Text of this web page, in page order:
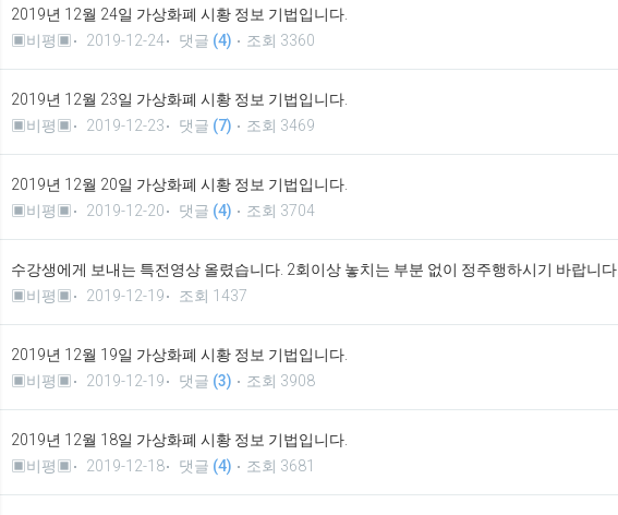
2019년 12월 24일 가상화폐 시황 정보 기법입니다.
▣비평▣
2019-12-24 댓글 (4) 조회 3360
2019년 12월 23일 가상화폐 시황 정보 기법입니다.
▣비평▣
2019-12-23 댓글 (7) 조회 3469
2019년 12월 20일 가상화폐 시황 정보 기법입니다.
▣비평▣
2019-12-20 댓글 (4) 조회 3704
수강생에게 보내는 특전영상 올렸습니다. 2회이상 놓치는 부분 없이 정주행하시기 바랍니다.
▣비평▣
2019-12-19 조회 1437
2019년 12월 19일 가상화폐 시황 정보 기법입니다.
▣비평▣
2019-12-19 댓글 (3) 조회 3908
2019년 12월 18일 가상화폐 시황 정보 기법입니다.
▣비평▣
2019-12-18 댓글 (4) 조회 3681